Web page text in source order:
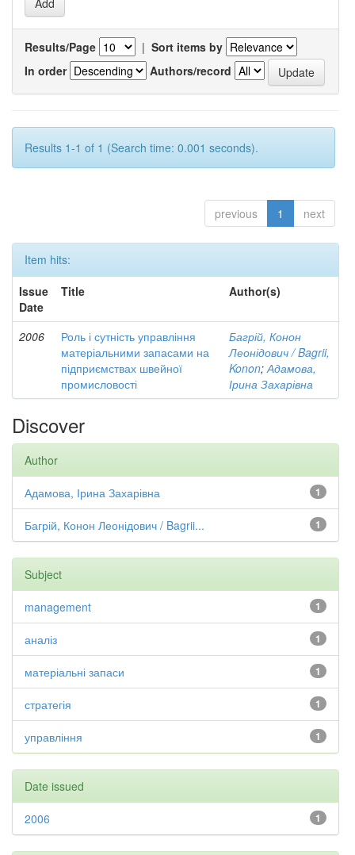
Results/Page | Sort items by
In order
Authors/record
Results 1-1 of 1 (Search time: 0.001 seconds).
previous 1 next
Item hits:
Issue
Date
Title Author(s)
2006
Роль і сутність управління
матеріальними запасами на
підприємствах швейної
промисловості
Багрій, Конон
Леонідович / Bagrii,
Konon;Адамова,
Ірина Захарівна
Discover
Author
1
Адамова, Ірина Захарівна
1
Багрій, Конон Леонідович / Bagrii...
Subject
1
management
1
аналіз
1
матеріальні запаси
1
стратегія
1
управління
Date issued
1
2006